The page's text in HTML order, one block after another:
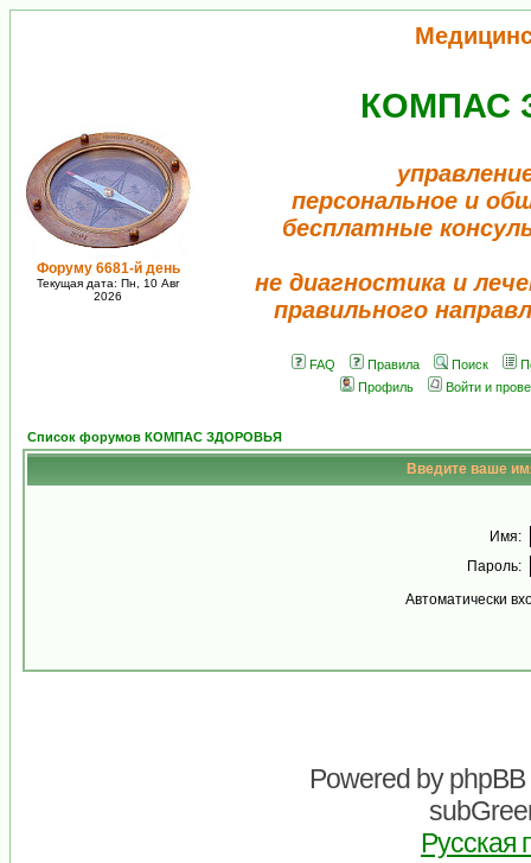
Форуму 6681-й день
Текущая дата: Пн, 10 Авг
2026
КОМПАС
персональное и
бесплатные
не диагностика и
правильного
FAQ Правила Поиск
Профиль
Войти и
Список форумов КОМПАС ЗДОРОВЬЯ
Введите ваше
Имя:
Пароль:
Автоматически
Powered byphpBB
Русская